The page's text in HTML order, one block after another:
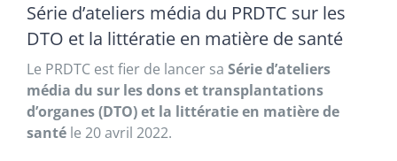
Série d’ateliers média du PRDTC sur les
DTO et la littératie en matière de santé
Le PRDTC est fier de lancer sa Série d’ateliers
média du sur les dons et transplantations
d’organes (DTO) et la littératie en matière de
santéle 20 avril 2022.